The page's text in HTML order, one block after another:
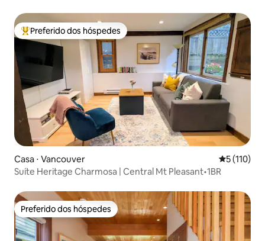
Entre os melhores preferidos dos hóspedes
Preferido dos hóspedes
Casa ⋅ Vancouver 5 de uma
5 (110)
Suíte Heritage Charmosa | Central Mt Pleasant•1BR
Preferido dos hóspedes
Preferido dos hóspedes